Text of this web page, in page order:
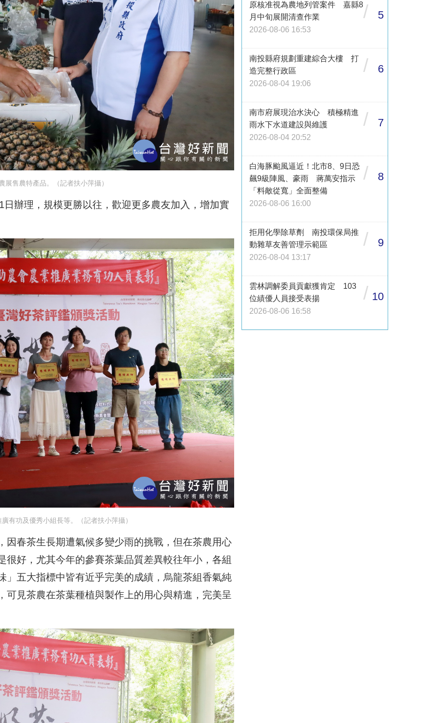
展售農特產品。（記者扶小萍攝）
辦理，規模更勝以往，歡迎更多農友加入，增加實
有功及優秀小組長等。（記者扶小萍攝）
因春茶生長期遭氣候多變少雨的挑戰，但在茶農用心
很好，尤其今年的參賽茶葉品質差異較往年小，各組
」五大指標中皆有近乎完美的成績，烏龍茶組香氣純
可見茶農在茶葉種植與製作上的用心與精進，完美呈
原核准視為農地列管案件 嘉縣8
月中旬展開清查作業
2026-08-06 16:53
/ 5
南投縣府規劃重建綜合大樓 打
造完整行政區
2026-08-04 19:06
/ 6
南市府展現治水決心 積極精進
雨水下水道建設與維護
2026-08-04 20:52
/ 7
白海豚颱風逼近！北市8、9日恐
飆9級陣風、豪雨 蔣萬安指示
「料敵從寬」全面整備
2026-08-06 16:00
/ 8
拒用化學除草劑 南投環保局推
動雜草友善管理示範區
2026-08-04 13:17
/ 9
雲林調解委員貢獻獲肯定 103
位績優人員接受表揚
2026-08-06 16:58
/ 10